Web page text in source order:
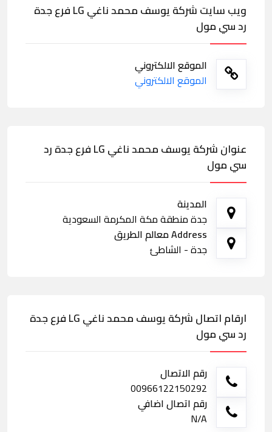
ويب سايت شركة يوسف محمد ناغي LG فرع جدة
رد سي مول
الموقع الالكتروني
الموقع الالكتروني
عنوان شركة يوسف محمد ناغي LG فرع جدة رد
سي مول
المدينة
جدة منطقة مكة المكرمة السعودية
Address معالم الطريق
جدة - الشاطئ
ارقام اتصال شركة يوسف محمد ناغي LG فرع جدة
رد سي مول
رقم الاتصال
00966122150292
رقم اتصال اضافي
N/A